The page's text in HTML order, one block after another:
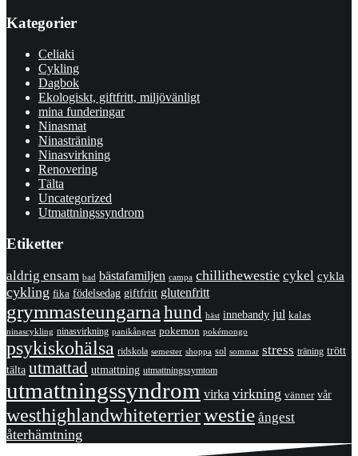
Kategorier
Celiaki
Cykling
Dagbok
Ekologiskt, giftfritt, miljövänligt
mina funderingar
Ninasmat
Ninasträning
Ninasvirkning
Renovering
Tälta
Uncategorized
Utmattningssyndrom
Etiketter
aldrig ensam bad bästafamiljen campa chillithewestie cykel cykla
cykling fika födelsedag giftfritt glutenfritt
grymmasteungarna hund häst innebandy jul kalas
ninascykling ninasvirkning panikångest pokemon pokémongo
psykiskohälsa ridskola semester shoppa sol sommar stress träning trött
tälta utmattad utmattning utmattningssymtom
utmattningssyndrom virka virkning vänner vår
westhighlandwhiteterrierwestie ångest
återhämtning